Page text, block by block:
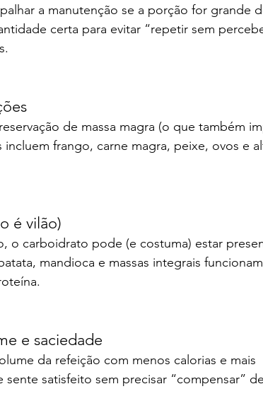
a manutenção se a porção for grande
certa para evitar “repetir sem
de massa magra (o que também
frango, carne magra, peixe, ovos e
é vilão)
o carboidrato pode (e costuma) estar
mandioca e massas integrais
e saciedade
da refeição com menos calorias e mais
satisfeito sem precisar “compensar”